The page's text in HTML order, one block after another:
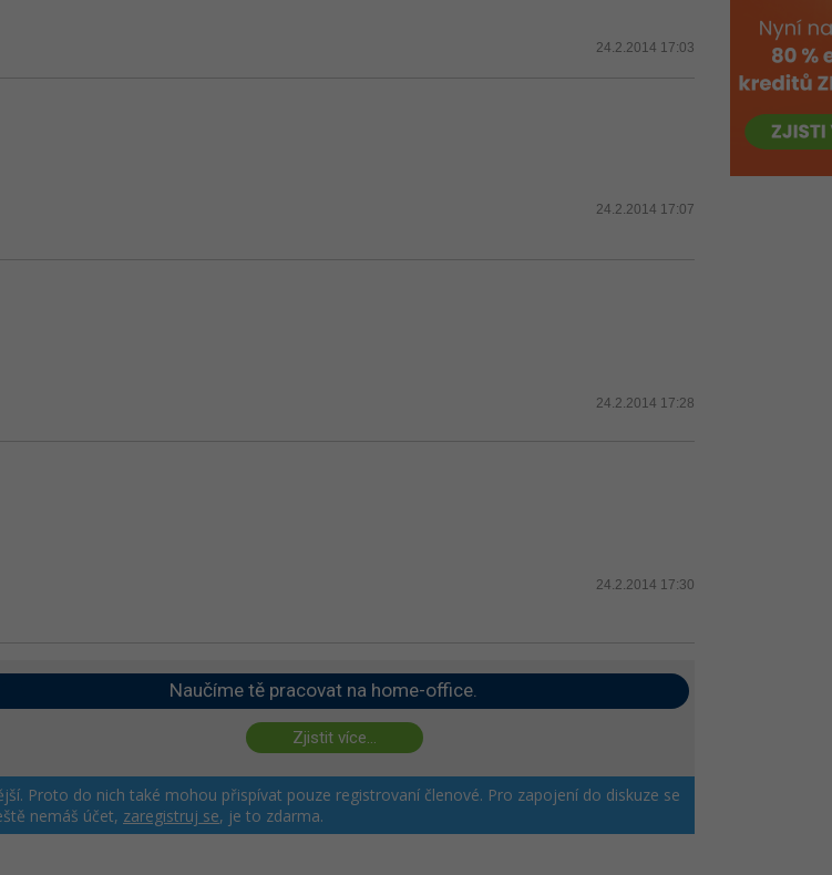
24.2.2014 17:03
24.2.2014 17:07
24.2.2014 17:28
24.2.2014 17:30
Naučíme tě pracovat na home-office.
Zjistit více...
Proto do nich také mohou přispívat pouze registrovaní členové. Pro zapojení do diskuze se
nemáš účet, zaregistruj se, je to zdarma.